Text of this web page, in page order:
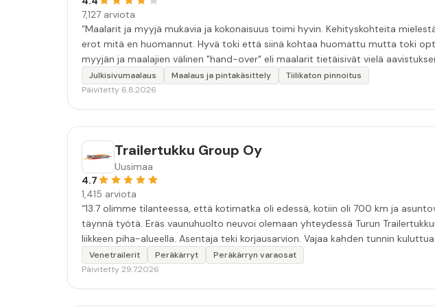
7,127 arviota
“Maalarit ja myyjä mukavia ja kokonaisuus toimi hyvin. Kehityskohteita
erot mitä en huomannut. Hyvä toki että siinä kohtaa huomattu mutta toki
myyjän ja maalajien välinen "hand-over" eli maalarit tietäisivät vielä
tulevaisuudessakin mahdollisuus että palveluita käytän”
Julkisivumaalaus Maalaus ja pintakäsittely
Tiilikaton pinnoitus
Päivitetty 6.8.2026
Trailertukku Group Oy
Uusimaa
4.7
1,415 arviota
“13.7 olimme tilanteessa, että kotimatka oli edessä, kotiin oli 700 km ja
täynnä työtä. Eräs vaunuhuolto neuvoi olemaan yhteydessä Turun
liikkeen piha-alueella. Asentaja teki korjausarvion. Vajaa kahden tunnin
ja hyvillä mielin. Kiitoksia erinomaisen hyvästä palvelusta hädissään
Venetrailerit Peräkärryt
Peräkärryn varaosat
Päivitetty 29.7.2026